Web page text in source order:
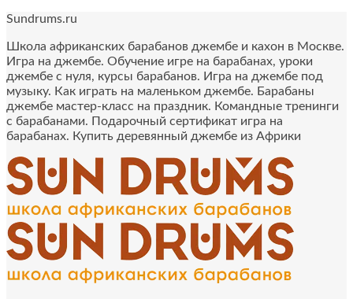
Sundrums.ru
Школа африканских барабанов джембе и кахон в Москве.
Игра на джембе. Обучение игре на барабанах, уроки
джембе с нуля, курсы барабанов. Игра на джембе под
музыку. Как играть на маленьком джембе. Барабаны
джембе мастер-класс на праздник. Командные тренинги
с барабанами. Подарочный сертификат игра на
барабанах. Купить деревянный джембе из Африки